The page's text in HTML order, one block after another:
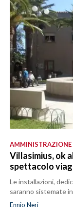
AMMINISTRAZIONE
Villasimius, ok
spettacolo
Le installazioni,
saranno sistemate
Ennio Neri